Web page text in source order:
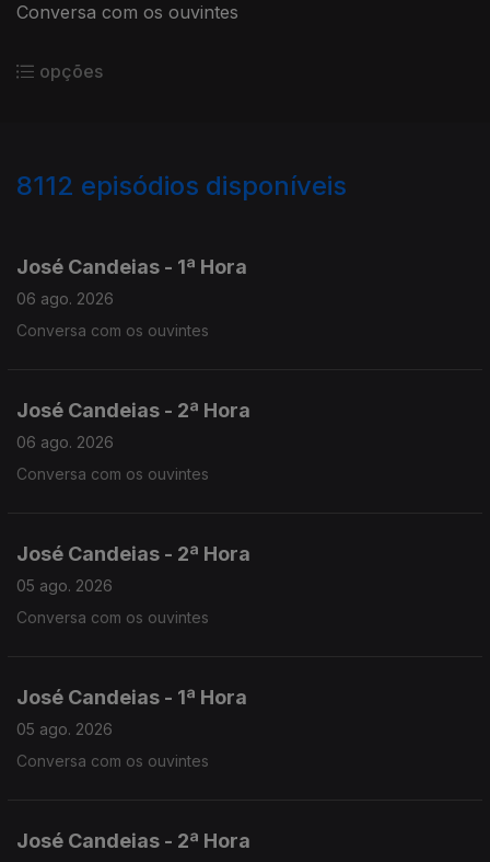
Conversa com os ouvintes
opções
8112 episódios disponíveis
José Candeias - 1ª Hora
06 ago. 2026
Conversa com os ouvintes
José Candeias - 2ª Hora
06 ago. 2026
Conversa com os ouvintes
José Candeias - 2ª Hora
05 ago. 2026
Conversa com os ouvintes
José Candeias - 1ª Hora
05 ago. 2026
Conversa com os ouvintes
José Candeias - 2ª Hora